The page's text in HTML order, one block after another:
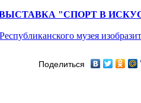
"СПОРТ В
музея
Поделиться